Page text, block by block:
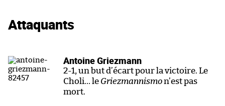
Attaquants
Antoine Griezmann
2-1, un but d’écart pour la victoire. Le
Choli… le Griezmannismon’est pas
mort.